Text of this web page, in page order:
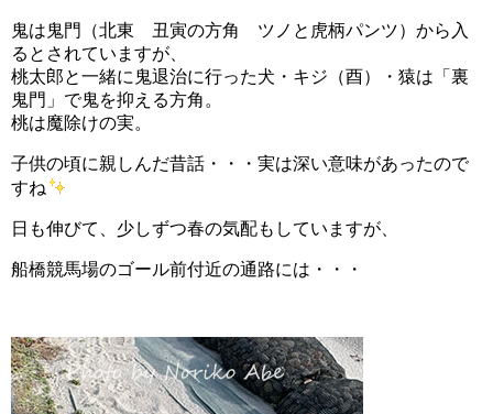
鬼は鬼門（北東 丑寅の方角 ツノと虎柄パンツ）から入
るとされていますが、
桃太郎と一緒に鬼退治に行った犬・キジ（酉）・猿は「裏
鬼門」で鬼を抑える方角。
桃は魔除けの実。
子供の頃に親しんだ昔話・・・実は深い意味があったので
すね
日も伸びて、少しずつ春の気配もしていますが、
船橋競馬場のゴール前付近の通路には・・・